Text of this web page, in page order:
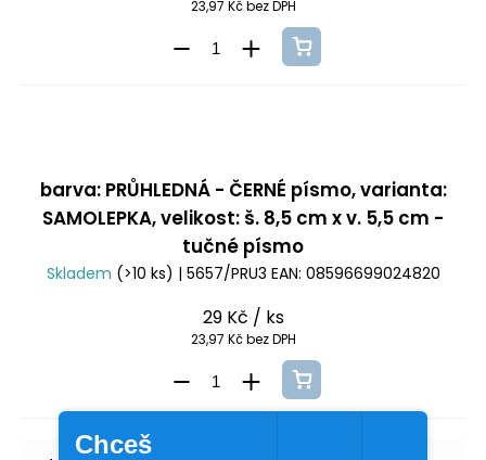
23,97 Kč bez DPH
barva: PRŮHLEDNÁ - ČERNÉ písmo, varianta:
SAMOLEPKA, velikost: š. 8,5 cm x v. 5,5 cm -
tučné písmo
Skladem (>10 ks) | 5657/PRU3 EAN: 08596699024820
29 Kč / ks
23,97 Kč bez DPH
Chceš